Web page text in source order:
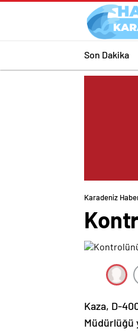
Son Dakika
Karadeniz
Kaza, D-
Müdürlüğü